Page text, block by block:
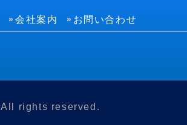
会社案内 お問い合わせ
All rights reserved.